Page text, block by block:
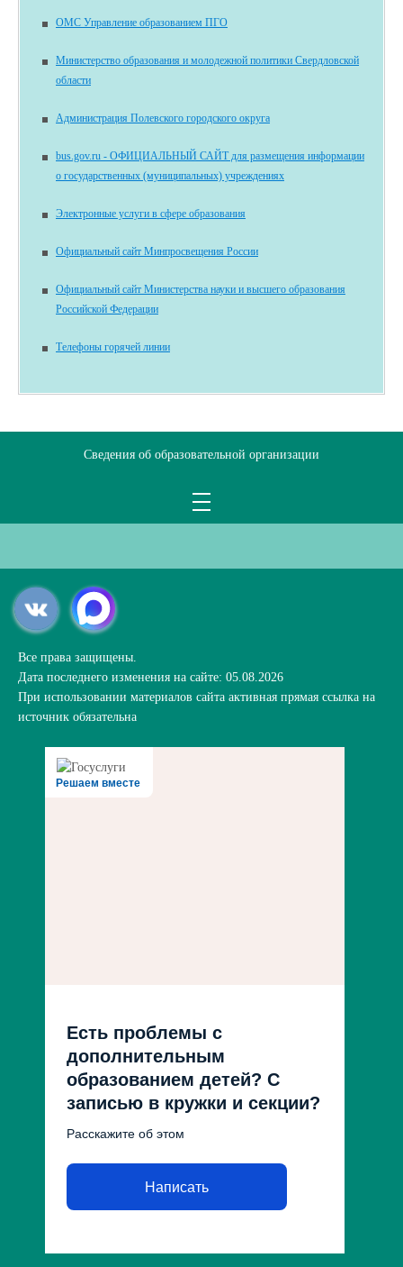
ОМС Управление образованием ПГО
Министерство образования и молодежной политики Свердловской
области
Администрация Полевского городского округа
bus.gov.ru - ОФИЦИАЛЬНЫЙ САЙТ для размещения информации
о государственных (муниципальных) учреждениях
Электронные услуги в сфере образования
Официальный сайт Минпросвещения России
Официальный сайт Министерства науки и высшего образования
Российской Федерации
Телефоны горячей линии
Сведения об образовательной организации
Все права защищены.
Дата последнего изменения на сайте: 05.08.2026
При использовании материалов сайта активная прямая ссылка на
источник обязательна
Решаем вместе
Есть проблемы с
дополнительным
образованием детей? С
записью в кружки и секции?
Расскажите об этом
Написать